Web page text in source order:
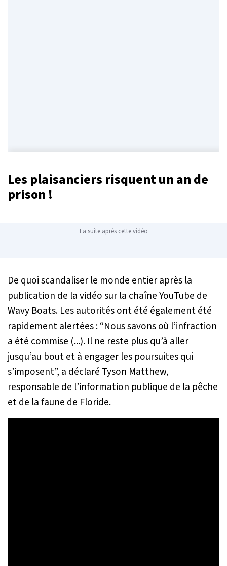
Les plaisanciers risquent un an de
prison !
La suite après cette vidéo
De quoi scandaliser le monde entier après la
publication de la vidéo sur la chaîne YouTube de
Wavy Boats. Les autorités ont été également été
rapidement alertées :“Nous savons où l’infraction
a été commise (...). Il ne reste plus qu’à aller
jusqu’au bout et à engager les poursuites qui
s’imposent”, a déclaré Tyson Matthew,
responsable de l’information publique de la pêche
et de la faune de Floride.